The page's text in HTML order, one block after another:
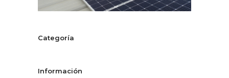
Categoría
Información